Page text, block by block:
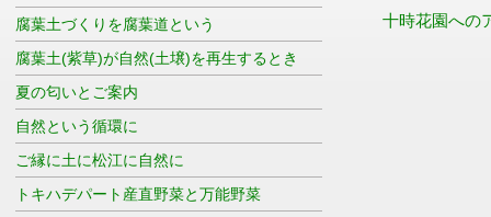
腐葉土づくりを腐葉道という
腐葉土(紫草)が自然(土壌)を再生するとき
夏の匂いとご案内
自然という循環に
ご縁に土に松江に自然に
トキハデパート産直野菜と万能野菜
十時花園への